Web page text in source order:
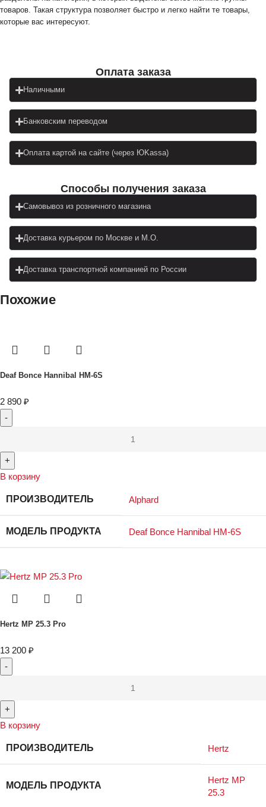
товаров. Такая структура позволяет быстро и легко найти те товары,
которые вас интересуют.
Оплата заказа
Наличными
Банковским переводом
Оплата картой на сайте (через ЮKassa)
Cпособы получения заказа
Самовывоз из розничного магазина
Доставка курьером по Москве и М.О.
Доставка транспортной компанией по России
Похожие
Deaf Bonce Hannibal HM-6S
2 890 ₽
В корзину
ПРОИЗВОДИТЕЛЬ Alphard
МОДЕЛЬ ПРОДУКТА Deaf Bonce Hannibal HM-6S
Hertz MP 25.3 Pro
13 200 ₽
В корзину
ПРОИЗВОДИТЕЛЬ Hertz
МОДЕЛЬ ПРОДУКТА
Hertz MP
25.3